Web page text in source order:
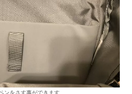
ンをさす事ができます